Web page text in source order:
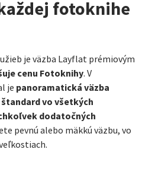
fotoknihe
je väzba Layflat prémiovým
cenu Fotoknihy. V
je panoramatická väzba
vo všetkých
dodatočných
pevnú alebo mäkkú väzbu, vo